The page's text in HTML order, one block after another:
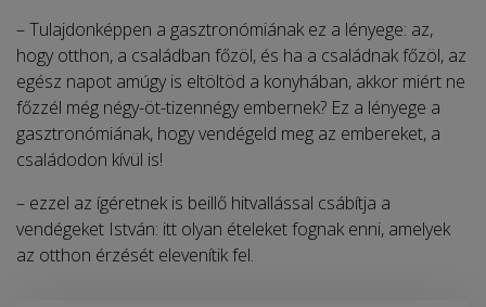
– Tulajdonképpen a gasztronómiának ez a lényege: az,
hogy otthon, a családban főzöl, és ha a családnak főzöl, az
egész napot amúgy is eltöltöd a konyhában, akkor miért ne
főzzél még négy-öt-tizennégy embernek? Ez a lényege a
gasztronómiának, hogy vendégeld meg az embereket, a
családodon kívül is!
– ezzel az ígéretnek is beillő hitvallással csábítja a
vendégeket István: itt olyan ételeket fognak enni, amelyek
az otthon érzését elevenítik fel.